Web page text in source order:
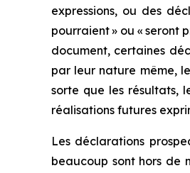
expressions, ou des
pourraient » ou « seront
document, certaines
par leur nature même,
sorte que les résultats,
réalisations futures
Les déclarations
beaucoup sont hors de